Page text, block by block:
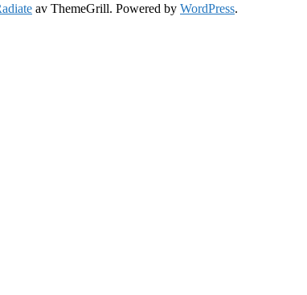
av ThemeGrill. Powered by WordPress.